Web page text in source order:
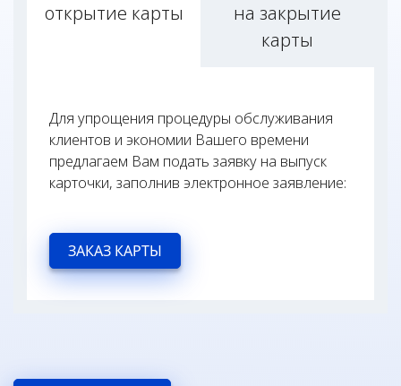
открытие карты
на закрытие
карты
Для упрощения процедуры обслуживания
клиентов и экономии Вашего времени
предлагаем Вам подать заявку на выпуск
карточки, заполнив электронное заявление:
ЗАКАЗ КАРТЫ